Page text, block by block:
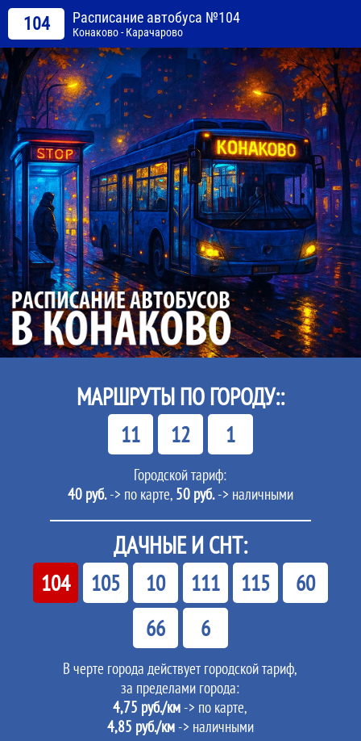
104 Расписание автобуса №104
Конаково - Карачарово
МАРШРУТЫ ПО ГОРОДУ::
11 12 1
Городской тариф:
40 руб.-> по карте, 50 руб.-> наличными
ДАЧНЫЕ И СНТ:
104 105 10 111 115
60
66
6
В черте города действует городской тариф,
за пределами города:
4,75 руб./км -> по карте,
4,85 руб./км-> наличными